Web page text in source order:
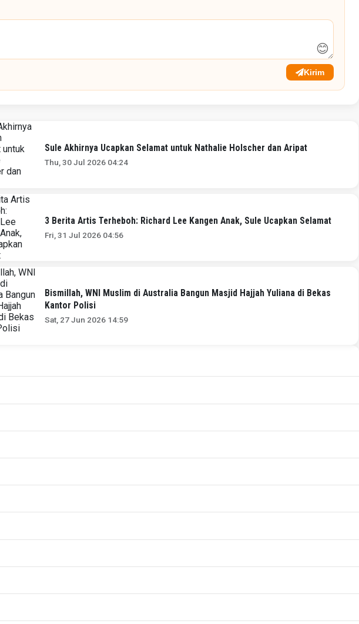
😊
Kirim
Sule Akhirnya Ucapkan Selamat untuk Nathalie Holscher dan Aripat
Thu, 30 Jul 2026 04:24
3 Berita Artis Terheboh: Richard Lee Kangen Anak, Sule Ucapkan Selamat
Fri, 31 Jul 2026 04:56
Bismillah, WNI Muslim di Australia Bangun Masjid Hajjah Yuliana di Bekas
Kantor Polisi
Sat, 27 Jun 2026 14:59